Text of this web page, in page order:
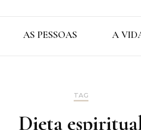
AS PESSOAS A
TAG
Dieta